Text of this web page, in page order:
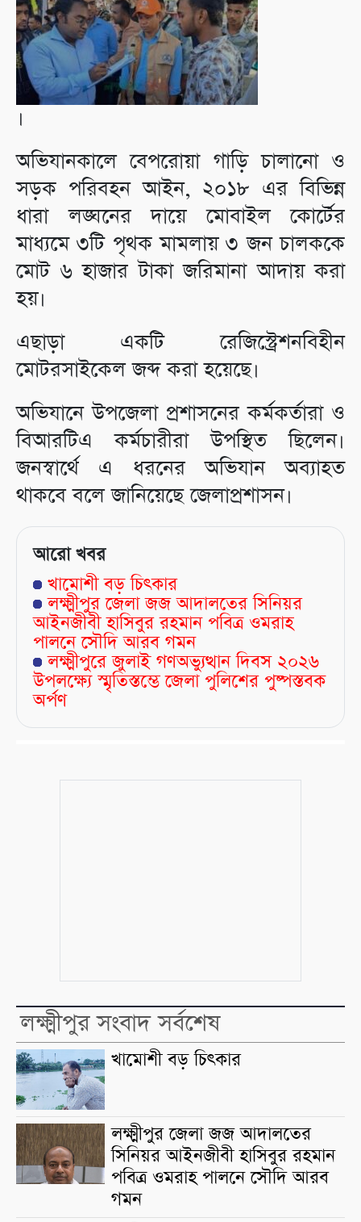
।
অভিযানকালে বেপরোয়া গাড়ি চালানো ও
সড়ক পরিবহন আইন, ২০১৮ এর বিভিন্ন
ধারা লঙ্ঘনের দায়ে মোবাইল কোর্টের
মাধ্যমে ৩টি পৃথক মামলায় ৩ জন চালককে
মোট ৬ হাজার টাকা জরিমানা আদায় করা
হয়।
এছাড়া একটি রেজিস্ট্রেশনবিহীন
মোটরসাইকেল জব্দ করা হয়েছে।
অভিযানে উপজেলা প্রশাসনের কর্মকর্তারা ও
বিআরটিএ কর্মচারীরা উপস্থিত ছিলেন।
জনস্বার্থে এ ধরনের অভিযান অব্যাহত
থাকবে বলে জানিয়েছে জেলাপ্রশাসন।
আরো খবর
খামোশী বড় চিৎকার
লক্ষ্মীপুর জেলা জজ আদালতের সিনিয়র
আইনজীবী হাসিবুর রহমান পবিত্র ওমরাহ
পালনে সৌদি আরব গমন
লক্ষ্মীপুরে জুলাই গণঅভ্যুত্থান দিবস ২০২৬
উপলক্ষ্যে স্মৃতিস্তম্ভে জেলা পুলিশের পুষ্পস্তবক
অর্পণ
লক্ষ্মীপুর সংবাদ সর্বশেষ
খামোশী বড় চিৎকার
লক্ষ্মীপুর জেলা জজ আদালতের
সিনিয়র আইনজীবী হাসিবুর রহমান
পবিত্র ওমরাহ পালনে সৌদি আরব
গমন